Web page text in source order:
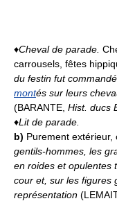
♦Cheval de parade.
carrousels, fêtes
du festin fut
montés sur leurs
(BARANTE, Hist. ducs
♦Lit de parade.
b) Purement extérieur,
gentils-hommes, les
en roides et opulentes
cour et, sur les figures
représentation